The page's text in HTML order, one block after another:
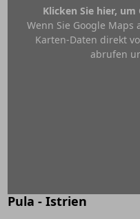
Klicken Sie hier,
Wenn Sie Google
Karten-Daten direkt
abrufen
Pula - Istrien